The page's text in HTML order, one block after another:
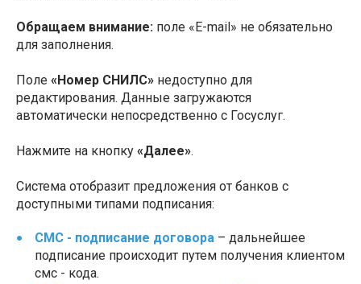
Обращаем внимание: поле «E-mail» не обязательно
для заполнения.
Поле «Номер СНИЛС» недоступно для
редактирования. Данные загружаются
автоматически непосредственно с Госуслуг.
Нажмите на кнопку «Далее».
Система отобразит предложения от банков с
доступными типами подписания:
СМС - подписание договора– дальнейшее
подписание происходит путем получения клиентом
смс - кода.